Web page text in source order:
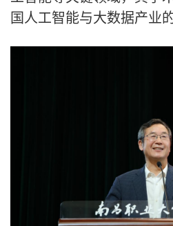
国人工智能与大数据产业